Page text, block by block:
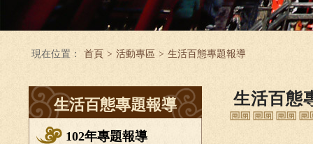
現在位置： 首頁 > 活動專區 > 生活百態專題報導
生活百態專題報導
102年專題報導
生活百態